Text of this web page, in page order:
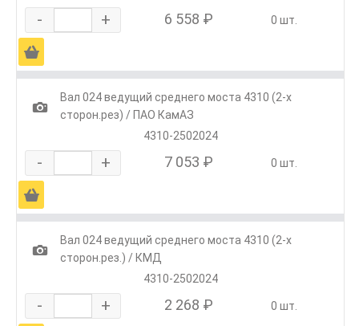
- + 6 558 ₽ 0 шт.
Ä
1
Вал 024 ведущий среднего моста 4310 (2-х
сторон.рез) / ПАО КамАЗ
4310-2502024
- + 7 053 ₽ 0 шт.
Ä
1
Вал 024 ведущий среднего моста 4310 (2-х
сторон.рез.) / КМД
4310-2502024
- + 2 268 ₽ 0 шт.